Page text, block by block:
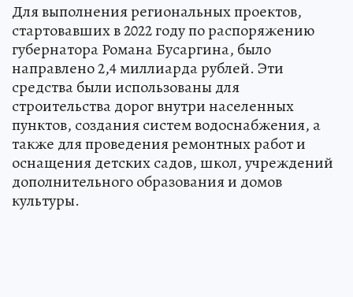
Для выполнения региональных проектов,
стартовавших в 2022 году по распоряжению
губернатора Романа Бусаргина, было
направлено 2,4 миллиарда рублей. Эти
средства были использованы для
строительства дорог внутри населенных
пунктов, создания систем водоснабжения, а
также для проведения ремонтных работ и
оснащения детских садов, школ, учреждений
дополнительного образования и домов
культуры.